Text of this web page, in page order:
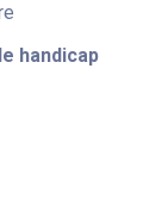
handicap